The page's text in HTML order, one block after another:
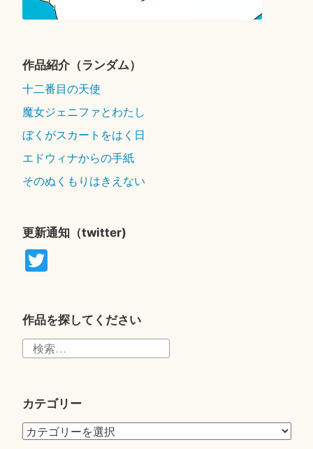
作品紹介（ランダム）
十二番目の天使
魔女ジェニファとわたし
ぼくがスカートをはく日
エドウィナからの手紙
そのぬくもりはきえない
更新通知（twitter)
T
r
作品を探してください
カテゴリー
カ